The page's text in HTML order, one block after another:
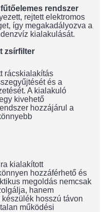
rendszer
rejtett elektromos
így megakadályozva a
kialakulását.
zsírfilter
rácskialakítás
és a
A kialakuló
kivehető
hozzájárul a
kialakított
hozzáférhető és
megoldás nemcsak
hanem
hosszú távon
működési